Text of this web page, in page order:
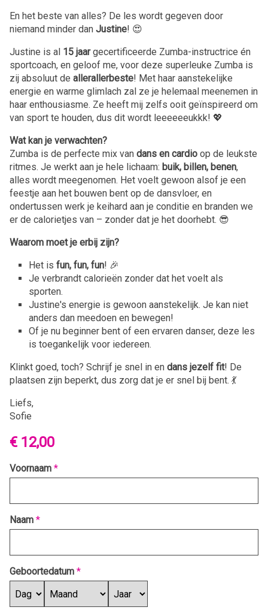
En het beste van alles? De les wordt gegeven door
niemand minder dan Justine! 😍
Justine is al 15 jaargecertificeerde Zumba-instructrice én
sportcoach, en geloof me, voor deze superleuke Zumba is
zij absoluut de allerallerbeste! Met haar aanstekelijke
energie en warme glimlach zal ze je helemaal meenemen in
haar enthousiasme. Ze heeft mij zelfs ooit geïnspireerd om
van sport te houden, dus dit wordt leeeeeeukkk! 💖
Wat kan je verwachten?
Zumba is de perfecte mix van dans en cardio op de leukste
ritmes. Je werkt aan je hele lichaam: buik, billen, benen,
alles wordt meegenomen. Het voelt gewoon alsof je een
feestje aan het bouwen bent op de dansvloer, en
ondertussen werk je keihard aan je conditie en branden we
er de calorietjes van – zonder dat je het doorhebt. 😎
Waarom moet je erbij zijn?
Het is fun, fun, fun! 🎉
Je verbrandt calorieën zonder dat het voelt als
sporten.
Justine's energie is gewoon aanstekelijk. Je kan niet
anders dan meedoen en bewegen!
Of je nu beginner bent of een ervaren danser, deze les
is toegankelijk voor iedereen.
Klinkt goed, toch? Schrijf je snel in en dans jezelf fit! De
plaatsen zijn beperkt, dus zorg dat je er snel bij bent. 💃
Liefs,
Sofie
€ 12,00
Voornaam *
Naam *
Geboortedatum *